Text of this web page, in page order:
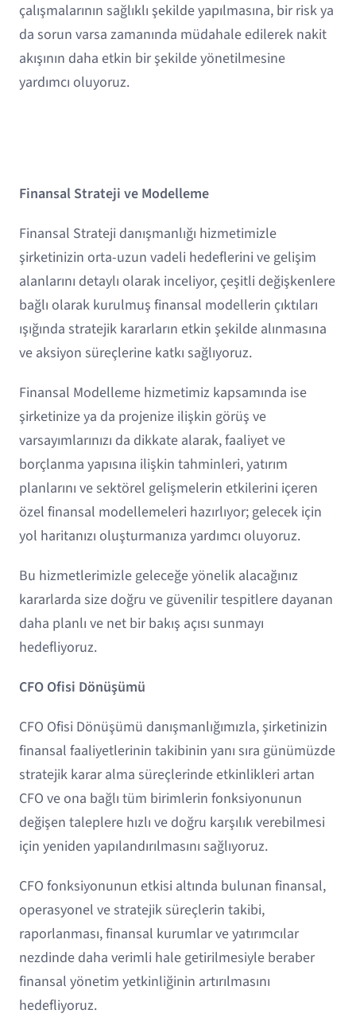
çalışmalarının sağlıklı şekilde yapılmasına, bir risk ya
da sorun varsa zamanında müdahale edilerek nakit
akışının daha etkin bir şekilde yönetilmesine
yardımcı oluyoruz.
Finansal Strateji ve Modelleme
Finansal Strateji danışmanlığı hizmetimizle
şirketinizin orta-uzun vadeli hedeflerini ve gelişim
alanlarını detaylı olarak inceliyor, çeşitli değişkenlere
bağlı olarak kurulmuş finansal modellerin çıktıları
ışığında stratejik kararların etkin şekilde alınmasına
ve aksiyon süreçlerine katkı sağlıyoruz.
Finansal Modelleme hizmetimiz kapsamında ise
şirketinize ya da projenize ilişkin görüş ve
varsayımlarınızı da dikkate alarak, faaliyet ve
borçlanma yapısına ilişkin tahminleri, yatırım
planlarını ve sektörel gelişmelerin etkilerini içeren
özel finansal modellemeleri hazırlıyor; gelecek için
yol haritanızı oluşturmanıza yardımcı oluyoruz.
Bu hizmetlerimizle geleceğe yönelik alacağınız
kararlarda size doğru ve güvenilir tespitlere dayanan
daha planlı ve net bir bakış açısı sunmayı
hedefliyoruz.
CFO Ofisi Dönüşümü
CFO Ofisi Dönüşümü danışmanlığımızla, şirketinizin
finansal faaliyetlerinin takibinin yanı sıra günümüzde
stratejik karar alma süreçlerinde etkinlikleri artan
CFO ve ona bağlı tüm birimlerin fonksiyonunun
değişen taleplere hızlı ve doğru karşılık verebilmesi
için yeniden yapılandırılmasını sağlıyoruz.
CFO fonksiyonunun etkisi altında bulunan finansal,
operasyonel ve stratejik süreçlerin takibi,
raporlanması, finansal kurumlar ve yatırımcılar
nezdinde daha verimli hale getirilmesiyle beraber
finansal yönetim yetkinliğinin artırılmasını
hedefliyoruz.